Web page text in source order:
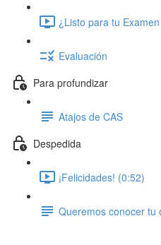
¿Listo para tu
Evaluación
Para profundizar
Atajos de CAS
Despedida
¡Felicidades! (0:52)
Queremos conocer tu